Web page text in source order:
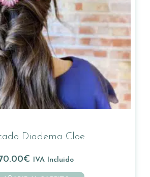
Diadema Cloe
€ IVA Incluido